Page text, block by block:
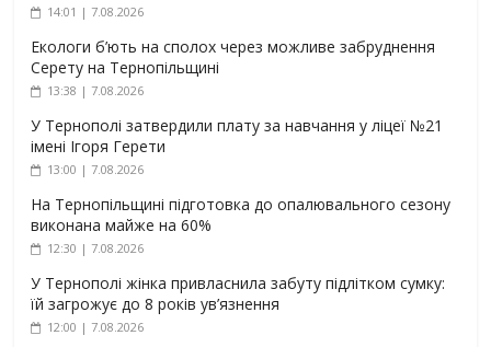
14:01 | 7.08.2026
Екологи б’ють на сполох через можливе забруднення
Серету на Тернопільщині
13:38 | 7.08.2026
У Тернополі затвердили плату за навчання у ліцеї №21
імені Ігоря Герети
13:00 | 7.08.2026
На Тернопільщині підготовка до опалювального сезону
виконана майже на 60%
12:30 | 7.08.2026
У Тернополі жінка привласнила забуту підлітком сумку:
їй загрожує до 8 років ув’язнення
12:00 | 7.08.2026